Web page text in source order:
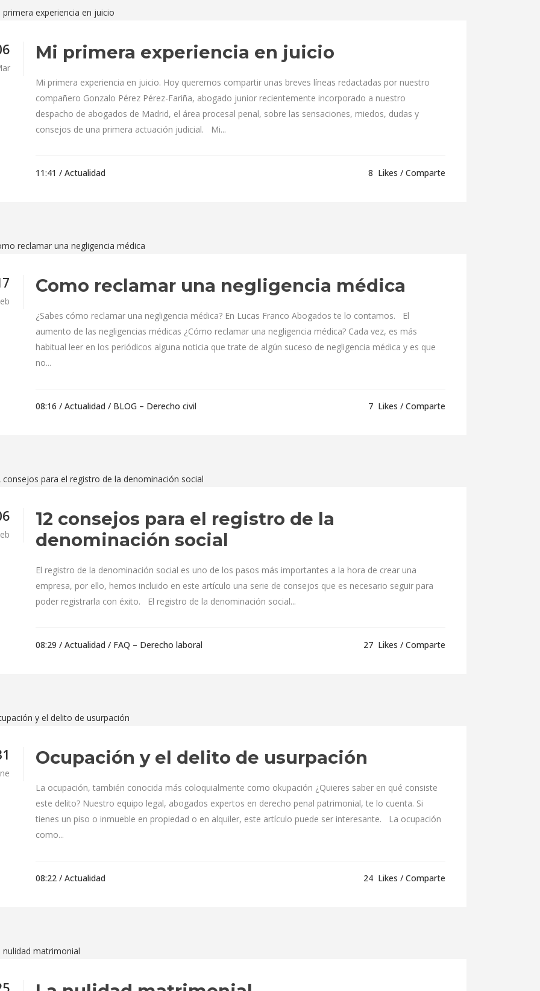
Mi primera experiencia en juicio
Mi primera experiencia en juicio. Hoy queremos compartir unas breves líneas redactadas por nuestro
compañero Gonzalo Pérez Pérez-Fariña, abogado junior recientemente incorporado a nuestro
despacho de abogados de Madrid, el área procesal penal, sobre las sensaciones, miedos, dudas y
consejos de una primera actuación judicial. Mi...
11:41 / Actualidad 8 Likes Comparte
Como reclamar una negligencia médica
¿Sabes cómo reclamar una negligencia médica? En Lucas Franco Abogados te lo contamos. El
aumento de las negligencias médicas ¿Cómo reclamar una negligencia médica? Cada vez, es más
habitual leer en los periódicos alguna noticia que trate de algún suceso de negligencia médica y es que
no...
08:16 / Actualidad / BLOG – Derecho civil 7 Likes Comparte
12 consejos para el registro de la
denominación social
El registro de la denominación social es uno de los pasos más importantes a la hora de crear una
empresa, por ello, hemos incluido en este artículo una serie de consejos que es necesario seguir para
poder registrarla con éxito. El registro de la denominación social...
08:29 / Actualidad / FAQ – Derecho laboral 27 Likes Comparte
Ocupación y el delito de usurpación
La ocupación, también conocida más coloquialmente como okupación ¿Quieres saber en qué consiste
este delito? Nuestro equipo legal, abogados expertos en derecho penal patrimonial, te lo cuenta. Si
tienes un piso o inmueble en propiedad o en alquiler, este artículo puede ser interesante. La ocupación
como...
08:22 / Actualidad 24 Likes Comparte